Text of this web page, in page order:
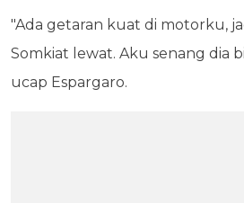
"Ada getaran kuat di motorku,
Somkiat lewat. Aku senang dia
ucap Espargaro.